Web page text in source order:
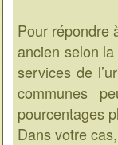
Pour répondre
ancien selon
services de
communes
pourcentages
Dans votre